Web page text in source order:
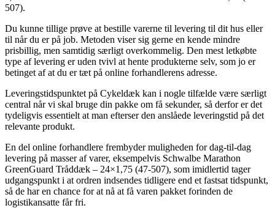
507).
Du kunne tillige prøve at bestille varerne til levering til dit hus eller
til når du er på job. Metoden viser sig gerne en kende mindre
prisbillig, men samtidig særligt overkommelig. Den mest letkøbte
type af levering er uden tvivl at hente produkterne selv, som jo er
betinget af at du er tæt på online forhandlerens adresse.
Leveringstidspunktet på Cykeldæk kan i nogle tilfælde være særligt
central når vi skal bruge din pakke om få sekunder, så derfor er det
tydeligvis essentielt at man efterser den anslåede leveringstid på det
relevante produkt.
En del online forhandlere frembyder muligheden for dag-til-dag
levering på masser af varer, eksempelvis Schwalbe Marathon
GreenGuard Tråddæk – 24×1,75 (47-507), som imidlertid tager
udgangspunkt i at ordren indsendes tidligere end et fastsat tidspunkt,
så de har en chance for at nå at få varen pakket forinden de
logistikansatte får fri.